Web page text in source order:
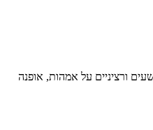
ורציניים על אמהות, אופנה